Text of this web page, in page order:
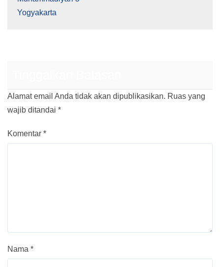
Yogyakarta
Alamat email Anda tidak akan dipublikasikan. Ruas yang
wajib ditandai *
Komentar *
Nama *